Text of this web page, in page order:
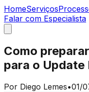
HomeServiços
Falar com Especialista
Como
para o Update
Por Diego Lemes•01/